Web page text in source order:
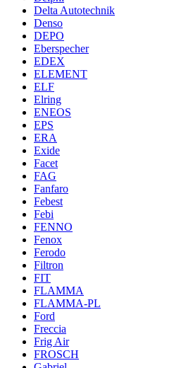
Delta Autotechnik
Denso
DEPO
Eberspecher
EDEX
ELEMENT
ELF
Elring
ENEOS
EPS
ERA
Exide
Facet
FAG
Fanfaro
Febest
Febi
FENNO
Fenox
Ferodo
Filtron
FIT
FLAMMA
FLAMMA-PL
Ford
Freccia
Frig Air
FROSCH